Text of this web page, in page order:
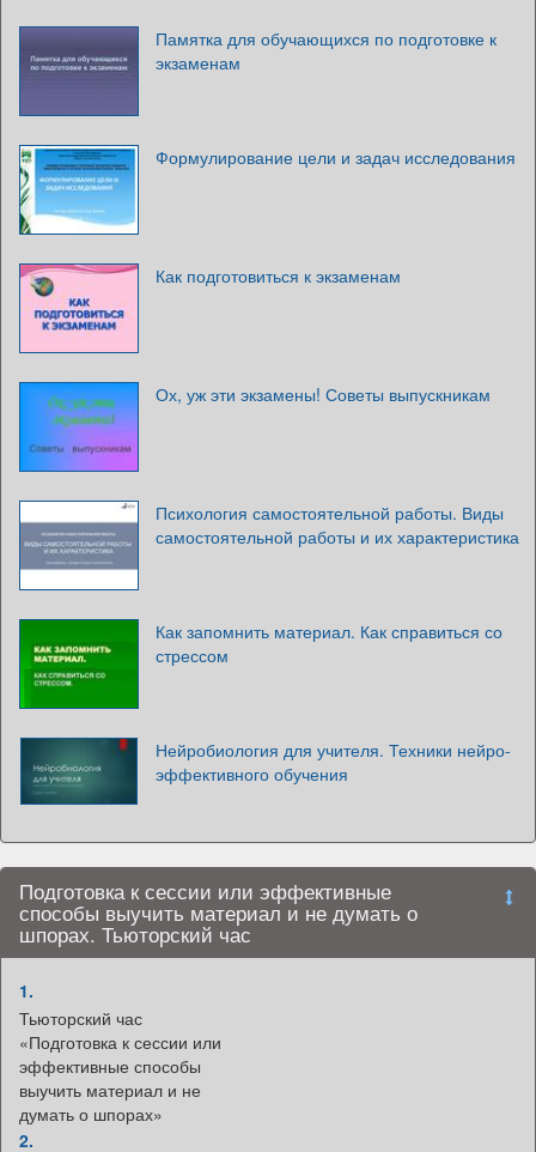
Памятка для обучающихся по подготовке к
экзаменам
Формулирование цели и задач исследования
Как подготовиться к экзаменам
Ох, уж эти экзамены! Советы выпускникам
Психология самостоятельной работы. Виды
самостоятельной работы и их характеристика
Как запомнить материал. Как справиться со
стрессом
Нейробиология для учителя. Техники нейро-
эффективного обучения
Подготовка к сессии или эффективные
способы выучить материал и не думать о
шпорах. Тьюторский час
1.
Тьюторский час
«Подготовка к сессии или
эффективные способы
выучить материал и не
думать о шпорах»
2.